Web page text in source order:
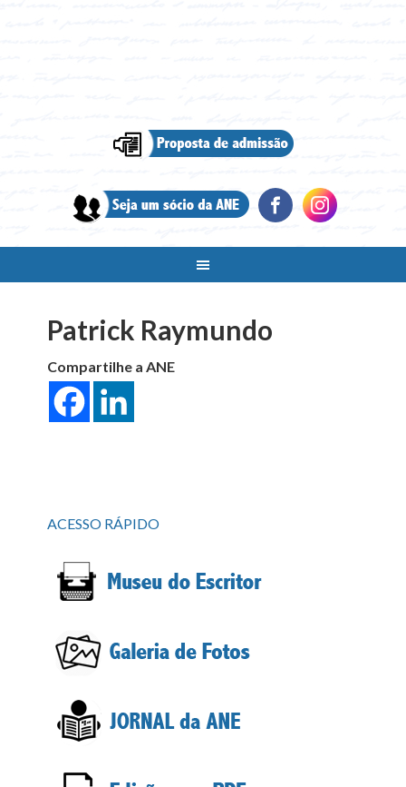
Patrick Raymundo
Compartilhe a ANE
ACESSO RÁPIDO